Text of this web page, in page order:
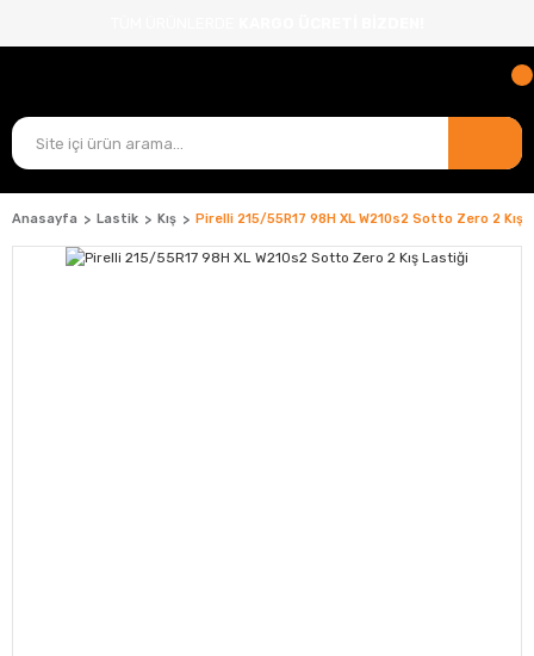
Anasayfa Lastik Kış Pirelli 215/55R17 98H XL W210s2 Sotto Zero 2 Kış